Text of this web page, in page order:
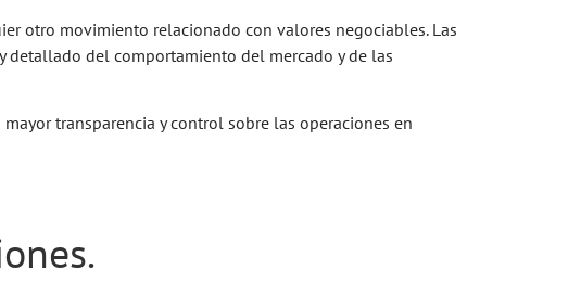
otro movimiento relacionado con valores negociables. Las
del comportamiento del mercado y de las
transparencia y control sobre las operaciones en